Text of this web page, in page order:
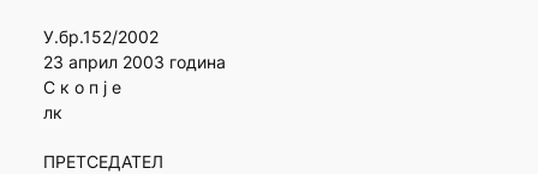
У.бр.152/2002
23 април 2003 година
С к о п ј е
лк
ПРЕТСЕДАТЕЛ